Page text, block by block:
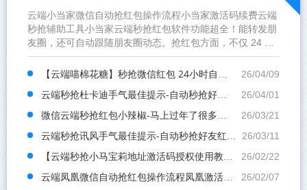
云端小当家微信自动抢红包操作流程小当家激活码续费云端
秒抢辅助工具小当家云端秒抢红包软件功能超全！能转发朋
友圈，还可自动跟随朋友圈动态。抢红包方面，不仅 24 小
时抢群聊红包，还支持数字口令操作，不用下载软件，安全
不封...
26/04/09
【云端喵棉花糖】秒抢微信红包 24小时自动不掉线稳定
26/04/01
云端秒抢杜卡迪手气最佳提示-自动秒抢好友红包-抢群聊红包-接收转账-抢包后自动@发包人
26/03/21
微信云端秒抢红包小辣椒-马上过年了很多微信群都慢慢开始发红包了
26/03/11
云端秒抢讯风手气最佳提示-自动秒抢好友红包-抢群聊红包-接收转账-抢包后自动@发包人
26/02/22
【云端秒抢小马宝莉地址激活码授权使用教程】可设置指定群不抢-过滤关键词
26/02/07
云端凤凰微信自动抢红包操作流程凤凰激活码续费云端秒抢辅助工具